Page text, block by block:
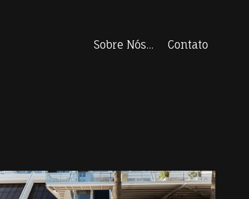
Sobre Nós... Contato